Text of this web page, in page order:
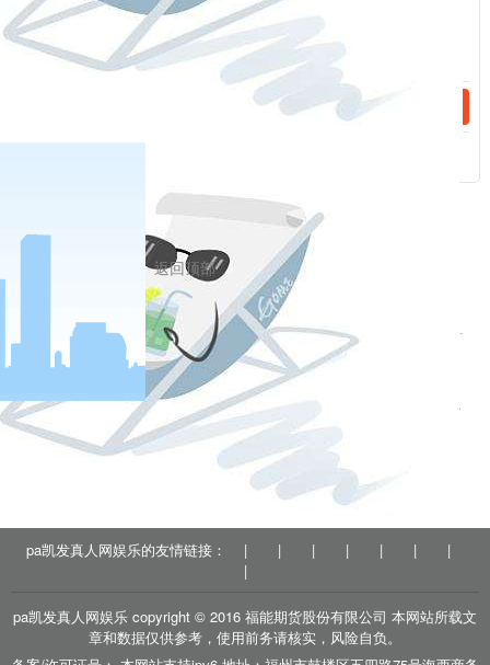
发制定政策、推动工作。
遵循这一观点，最重要的就是坚持一切从客观实际出
当代中国最大的客观实际
是什么？就是我国仍处于并将长期处于社会主义初级阶
段。这是我们认识当下、规划未来、制定政策、推进事
相关新闻
2023-04-28
中央纪委国家监委公开通报十起违反中央八项规定精神典型问题
2023-04-28 严查严防节日病
pa凯发真人网娱乐的友情链接： | | | | | |
|
|
pa凯发真人网娱乐 copyright © 2016 福能期货股份有限公司 本网站所载文
章和数据仅供参考，使用前务请核实，风险自负。
返回顶部